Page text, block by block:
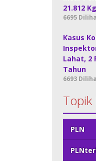
21.812
6695
Kasus
Lahat, 2
Tahun
6693
Topik
PLN